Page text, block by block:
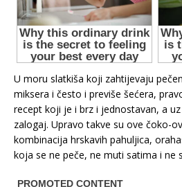
U moru slatkiša koji zahtijevaju
miksera i često i previše šećera,
recept koji je i brz i jednostavan, a
zalogaj. Upravo takve su ove čoko-
kombinacija hrskavih pahuljica,
koja se ne peče, ne muti satima i ne